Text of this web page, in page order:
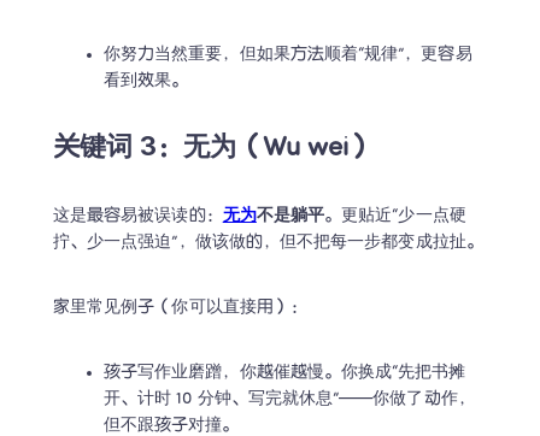
你努力当然重要，但如果方法顺着“规律”，更容易
看到效果。
关键词 3：无为（Wu wei）
这是最容易被误读的： 无为不是躺平。更贴近“少一点硬
拧、少一点强迫”，做该做的，但不把每一步都变成拉扯。
家里常见例子（你可以直接用）：
孩子写作业磨蹭，你越催越慢。你换成“先把书摊
开、计时 10 分钟、写完就休息”——你做了动作，
但不跟孩子对撞。